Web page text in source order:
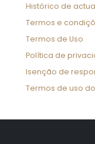
Histórico de
Termos e
Termos de Uso
Política de
Isenção de
Termos de uso